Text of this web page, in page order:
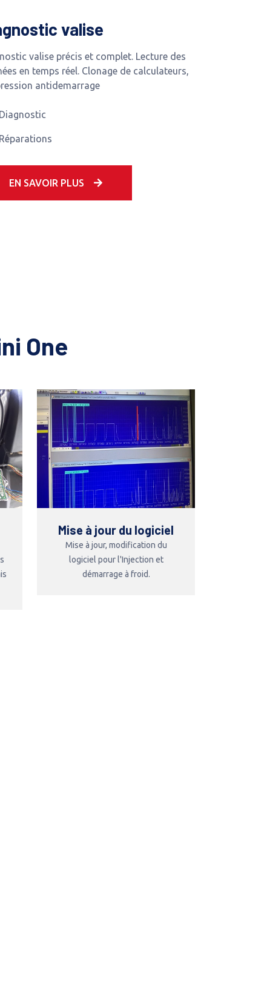
valise
valise précis et complet. Lecture des
en temps réel. Clonage de calculateurs,
antidemarrage
Diagnostic
Réparations
EN SAVOIR PLUS
One
Mise à jour du logiciel
Mise à jour, modification du
logiciel pour l'Injection et
démarrage à froid.